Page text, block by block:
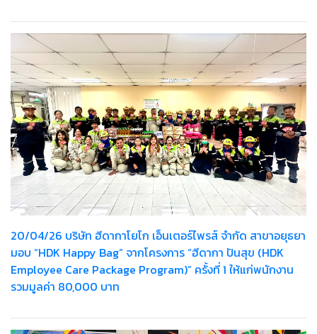
20/04/26 บริษัท ฮีดากาโยโก เอ็นเตอร์ไพรส์ จำกัด สาขาอยุธยา
มอบ “HDK Happy Bag” จากโครงการ “ฮีดากา ปันสุข (HDK
Employee Care Package Program)” ครั้งที่ 1 ให้แก่พนักงาน
รวมมูลค่า 80,000 บาท